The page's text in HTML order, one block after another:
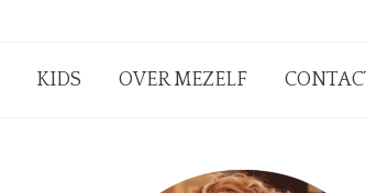
KIDS OVER MEZELF